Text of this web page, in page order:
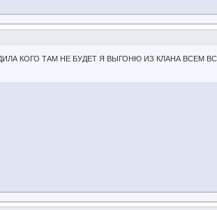
КОГО ТАМ НЕ БУДЕТ Я ВЫГОНЮ ИЗ КЛАНА ВСЕМ